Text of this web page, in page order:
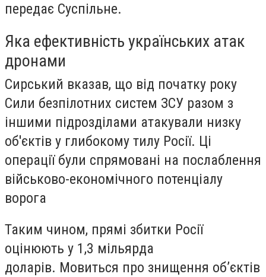
передає Суспільне.
Яка ефективність українських атак
дронами
Сирський вказав, що від початку року
Сили безпілотних систем ЗСУ разом з
іншими підрозділами атакували низку
об'єктів у глибокому тилу Росії. Ці
операції були спрямовані на послаблення
військово-економічного потенціалу
ворога
Таким чином, прямі збитки Росії
оцінюють у 1,3 мільярда
доларів. Мовиться про знищення об’єктів